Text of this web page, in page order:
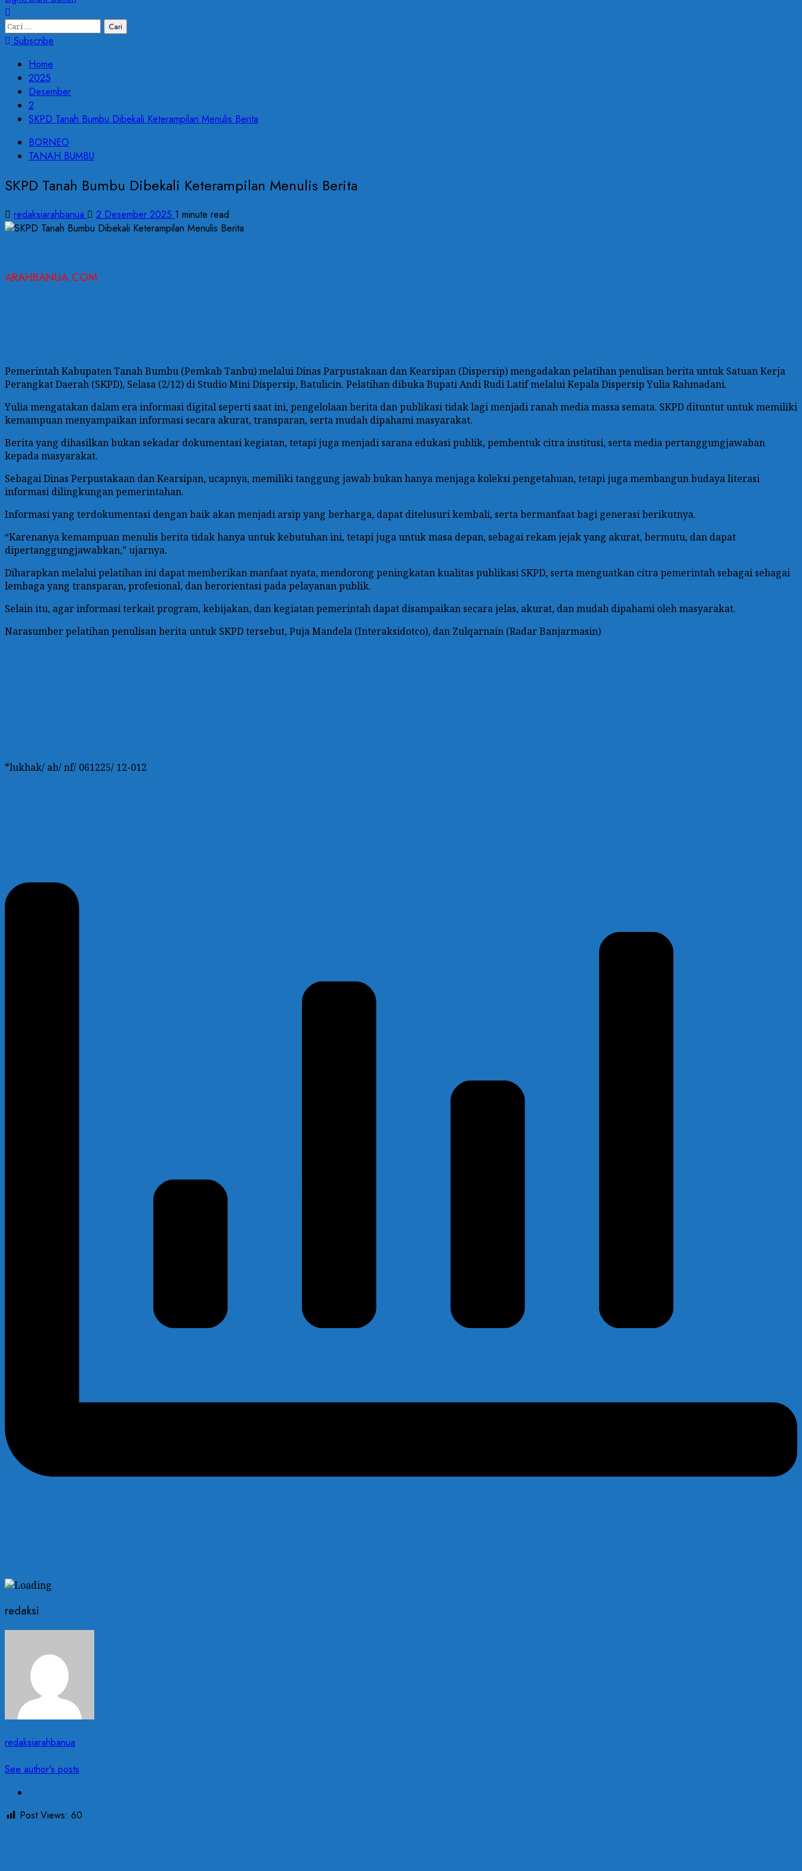
Cari
untuk:
Subscribe
Home
2025
Desember
2
SKPD Tanah Bumbu Dibekali Keterampilan Menulis Berita
BORNEO
TANAH BUMBU
SKPD Tanah Bumbu Dibekali Keterampilan Menulis Berita
redaksiarahbanua 2 Desember 2025 1 minute read
ARAHBANUA.COM
Pemerintah Kabupaten Tanah Bumbu (Pemkab Tanbu) melalui Dinas Parpustakaan dan Kearsipan (Dispersip) mengadakan pelatihan penulisan berita untuk Satuan Kerja
Perangkat Daerah (SKPD), Selasa (2/12) di Studio Mini Dispersip, Batulicin. Pelatihan dibuka Bupati Andi Rudi Latif melalui Kepala Dispersip Yulia Rahmadani.
Yulia mengatakan dalam era informasi digital seperti saat ini, pengelolaan berita dan publikasi tidak lagi menjadi ranah media massa semata. SKPD dituntut untuk memiliki
kemampuan menyampaikan informasi secara akurat, transparan, serta mudah dipahami masyarakat.
Berita yang dihasilkan bukan sekadar dokumentasi kegiatan, tetapi juga menjadi sarana edukasi publik, pembentuk citra institusi, serta media pertanggungjawaban
kepada masyarakat.
Sebagai Dinas Perpustakaan dan Kearsipan, ucapnya, memiliki tanggung jawab bukan hanya menjaga koleksi pengetahuan, tetapi juga membangun budaya literasi
informasi dilingkungan pemerintahan.
Informasi yang terdokumentasi dengan baik akan menjadi arsip yang berharga, dapat ditelusuri kembali, serta bermanfaat bagi generasi berikutnya.
“Karenanya kemampuan menulis berita tidak hanya untuk kebutuhan ini, tetapi juga untuk masa depan, sebagai rekam jejak yang akurat, bermutu, dan dapat
dipertanggungjawabkan,” ujarnya.
Diharapkan melalui pelatihan ini dapat memberikan manfaat nyata, mendorong peningkatan kualitas publikasi SKPD, serta menguatkan citra pemerintah sebagai sebagai
lembaga yang transparan, profesional, dan berorientasi pada pelayanan publik.
Selain itu, agar informasi terkait program, kebijakan, dan kegiatan pemerintah dapat disampaikan secara jelas, akurat, dan mudah dipahami oleh masyarakat.
Narasumber pelatihan penulisan berita untuk SKPD tersebut, Puja Mandela (Interaksidotco), dan Zulqarnain (Radar Banjarmasin)
*lukhak/ ab/ nf/ 061225/ 12-012
redaksi
redaksiarahbanua
See author's posts
Post Views: 60